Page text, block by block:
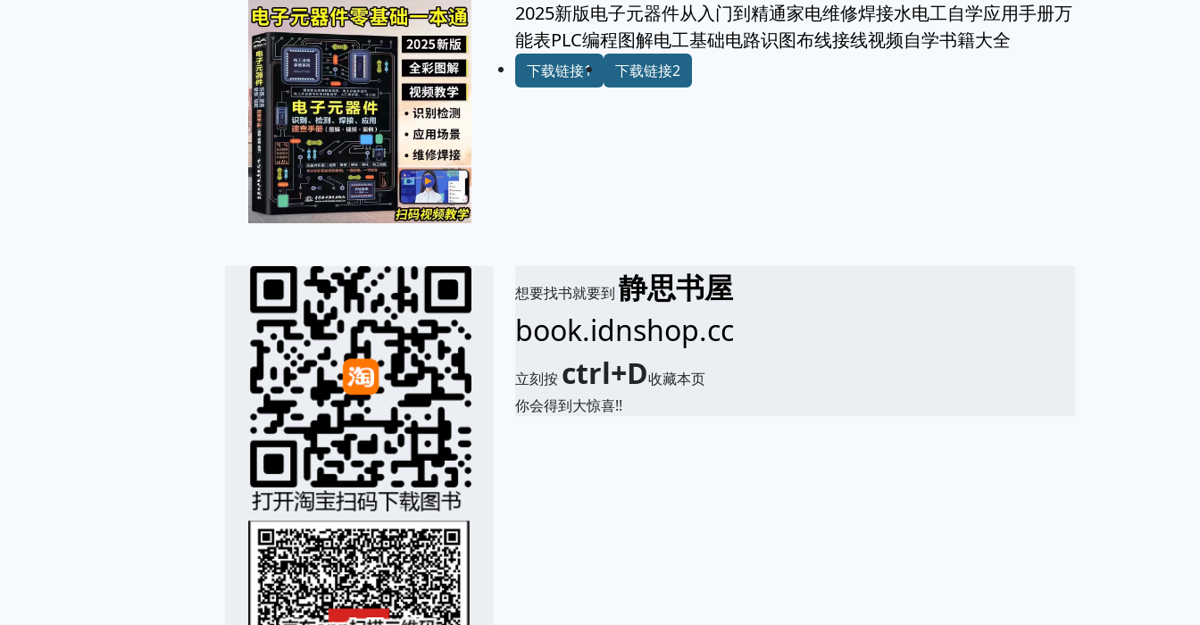
2025新版电子元器件从入门到精通家电维修焊接水电工自学应用手册万
能表PLC编程图解电工基础电路识图布线接线视频自学书籍大全
下载链接1 下载链接2
想要找书就要到静思书屋
book.idnshop.cc
立刻按 ctrl+D收藏本页
你会得到大惊喜!!